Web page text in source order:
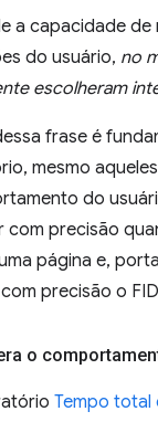
a capacidade
do usuário, no
escolheram
frase é
mesmo
do
com precisão
página e,
precisão o
o
Tempo total